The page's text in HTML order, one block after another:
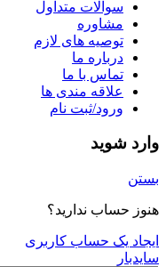
سوالات متداول
مشاوره
توصیه های لازم
درباره ما
تماس با ما
علاقه مندی ها
ورود/ثبت نام
وارد شوید
بستن
هنوز حساب ندارید؟
ایجاد یک حساب کاربری
سایدبار